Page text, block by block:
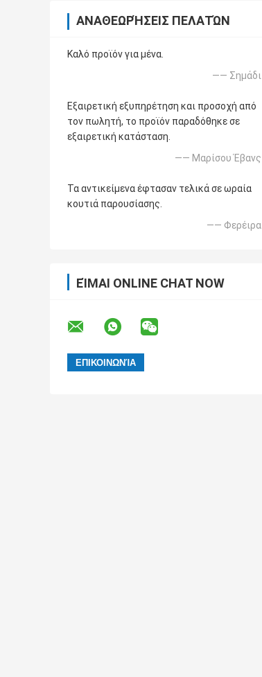
ΑΝΑΘΕΩΡΉΣΕΙΣ ΠΕΛΑΤΏΝ
Καλό προϊόν για μένα.
—— Σημάδι
Εξαιρετική εξυπηρέτηση και προσοχή από
τον πωλητή, το προϊόν παραδόθηκε σε
εξαιρετική κατάσταση.
—— Μαρίσου Έβανς
Τα αντικείμενα έφτασαν τελικά σε ωραία
κουτιά παρουσίασης.
—— Φερέιρα
ΕΊΜΑΙ ONLINE CHAT NOW